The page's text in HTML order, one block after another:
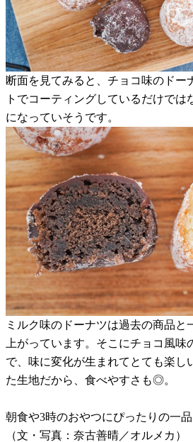
断面を見てみると、チョコ味のドー
トでコーティングしているだけでは
になっていそうです。
ミルク味のドーナツは過去の商品と
上がっています。そこにチョコ風味
で、味に変化が生まれてとても楽し
た生地だから、食べやすさも◎。
朝食や3時のおやつにぴったりの一品
（文・写真：奈古善晴／オルメカ）